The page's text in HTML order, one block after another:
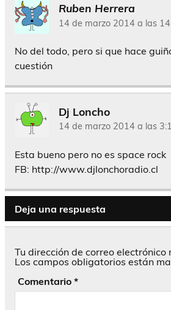
Ruben Herrera
14 de marzo 2014 a las
No del todo, pero si que hace
cuestión
Dj Loncho
14 de marzo 2014 a las
Esta bueno pero no es space rock
FB: http://www.djlonchoradio.cl
Deja una respuesta
Tu dirección de correo electrónico
Los campos obligatorios están
Comentario *